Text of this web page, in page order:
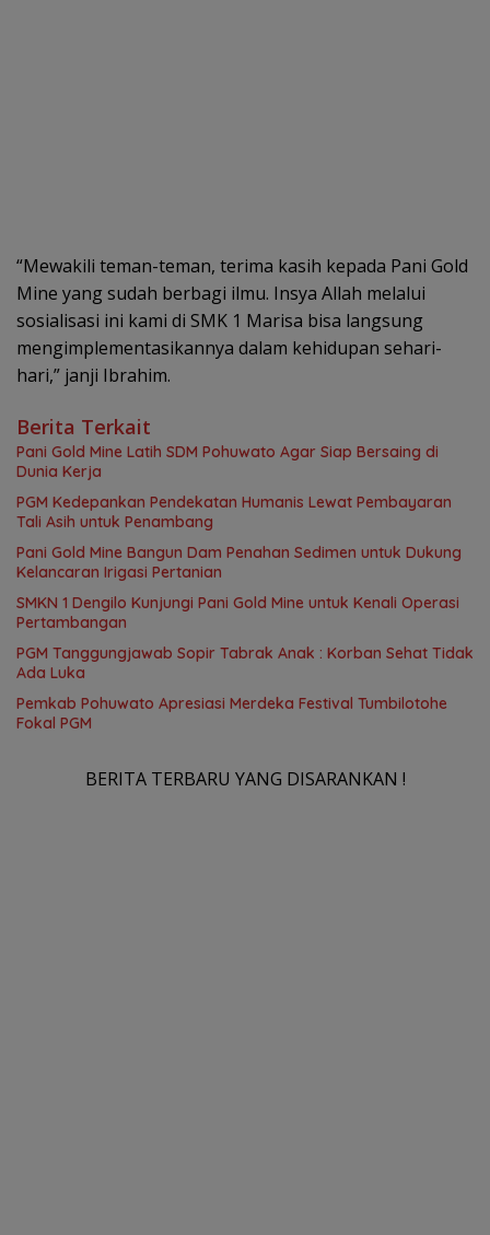
“Mewakili teman-teman, terima kasih kepada Pani Gold
Mine yang sudah berbagi ilmu. Insya Allah melalui
sosialisasi ini kami di SMK 1 Marisa bisa langsung
mengimplementasikannya dalam kehidupan sehari-
hari,” janji Ibrahim.
Berita Terkait
Pani Gold Mine Latih SDM Pohuwato Agar Siap Bersaing di
Dunia Kerja
PGM Kedepankan Pendekatan Humanis Lewat Pembayaran
Tali Asih untuk Penambang
Pani Gold Mine Bangun Dam Penahan Sedimen untuk Dukung
Kelancaran Irigasi Pertanian
SMKN 1 Dengilo Kunjungi Pani Gold Mine untuk Kenali Operasi
Pertambangan
PGM Tanggungjawab Sopir Tabrak Anak : Korban Sehat Tidak
Ada Luka
Pemkab Pohuwato Apresiasi Merdeka Festival Tumbilotohe
Fokal PGM
BERITA TERBARU YANG DISARANKAN !